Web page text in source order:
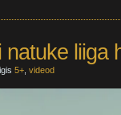
liiga
5+ videod